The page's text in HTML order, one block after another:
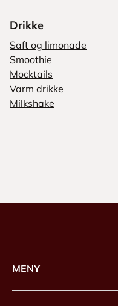
Drikke
Saft og limonade
Smoothie
Mocktails
Varm drikke
Milkshake
MENY